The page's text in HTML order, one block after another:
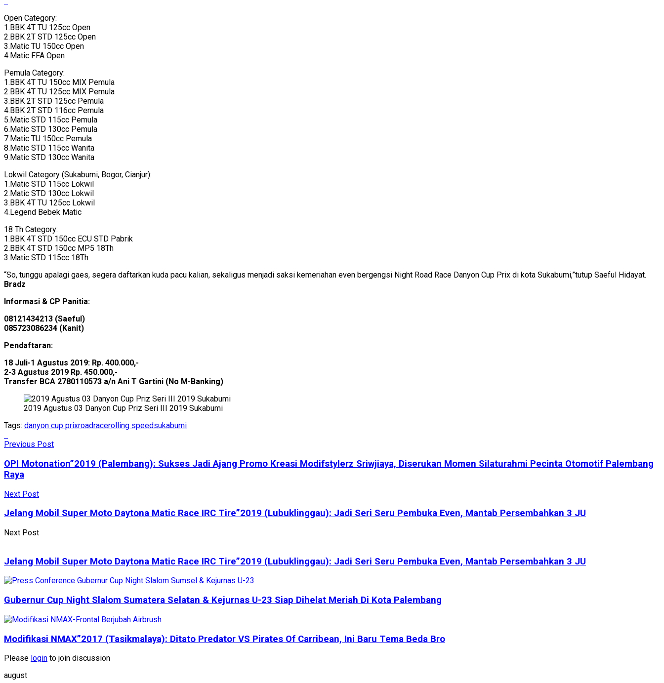
Open Category:
1.BBK 4T TU 125cc Open
2.BBK 2T STD 125cc Open
3.Matic TU 150cc Open
4.Matic FFA Open
Pemula Category:
1.BBK 4T TU 150cc MIX Pemula
2.BBK 4T TU 125cc MIX Pemula
3.BBK 2T STD 125cc Pemula
4.BBK 2T STD 116cc Pemula
5.Matic STD 115cc Pemula
6.Matic STD 130cc Pemula
7.Matic TU 150cc Pemula
8.Matic STD 115cc Wanita
9.Matic STD 130cc Wanita
Lokwil Category (Sukabumi, Bogor, Cianjur):
1.Matic STD 115cc Lokwil
2.Matic STD 130cc Lokwil
3.BBK 4T TU 125cc Lokwil
4.Legend Bebek Matic
18 Th Category:
1.BBK 4T STD 150cc ECU STD Pabrik
2.BBK 4T STD 150cc MP5 18Th
3.Matic STD 115cc 18Th
“So, tunggu apalagi gaes, segera daftarkan kuda pacu kalian, sekaligus menjadi saksi kemeriahan even bergengsi Night Road Race Danyon Cup Prix di kota Sukabumi,”tutup Saeful Hidayat.
Bradz
Informasi & CP Panitia:
08121434213 (Saeful)
085723086234 (Kanit)
Pendaftaran:
18 Juli-1 Agustus 2019: Rp. 400.000,-
2-3 Agustus 2019 Rp. 450.000,-
Transfer BCA 2780110573 a/n Ani T Gartini (No M-Banking)
2019 Agustus 03 Danyon Cup Priz Seri III 2019 Sukabumi
Tags: danyon cup prixroadracerolling speedsukabumi
Previous Post
OPI Motonation”2019 (Palembang): Sukses Jadi Ajang Promo Kreasi Modifstylerz Sriwjiaya, Diserukan Momen Silaturahmi Pecinta Otomotif Palembang
Raya
Next Post
Jelang Mobil Super Moto Daytona Matic Race IRC Tire”2019 (Lubuklinggau): Jadi Seri Seru Pembuka Even, Mantab Persembahkan 3 JU
Next Post
Jelang Mobil Super Moto Daytona Matic Race IRC Tire”2019 (Lubuklinggau): Jadi Seri Seru Pembuka Even, Mantab Persembahkan 3 JU
Gubernur Cup Night Slalom Sumatera Selatan & Kejurnas U-23 Siap Dihelat Meriah Di Kota Palembang
Modifikasi NMAX”2017 (Tasikmalaya): Ditato Predator VS Pirates Of Carribean, Ini Baru Tema Beda Bro
Please login to join discussion
august